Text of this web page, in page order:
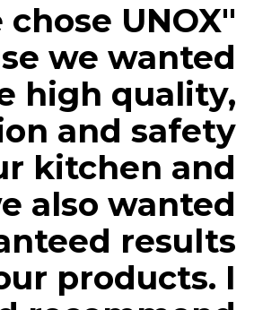
chose UNOX
we wanted
high quality,
and safety
kitchen and
also wanted
results
products. I